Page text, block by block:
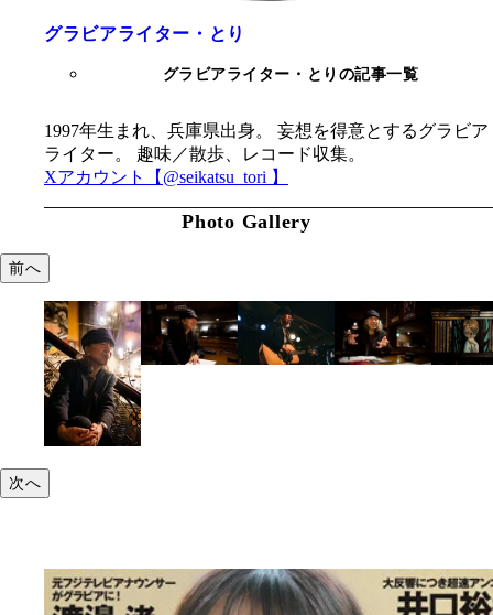
グラビアライター・とり
グラビアライター・とりの記事一覧
1997年生まれ、兵庫県出身。 妄想を得意とするグラビア
ライター。 趣味／散歩、レコード収集。
Xアカウント【@seikatsu_tori 】
Photo Gallery
前へ
次へ